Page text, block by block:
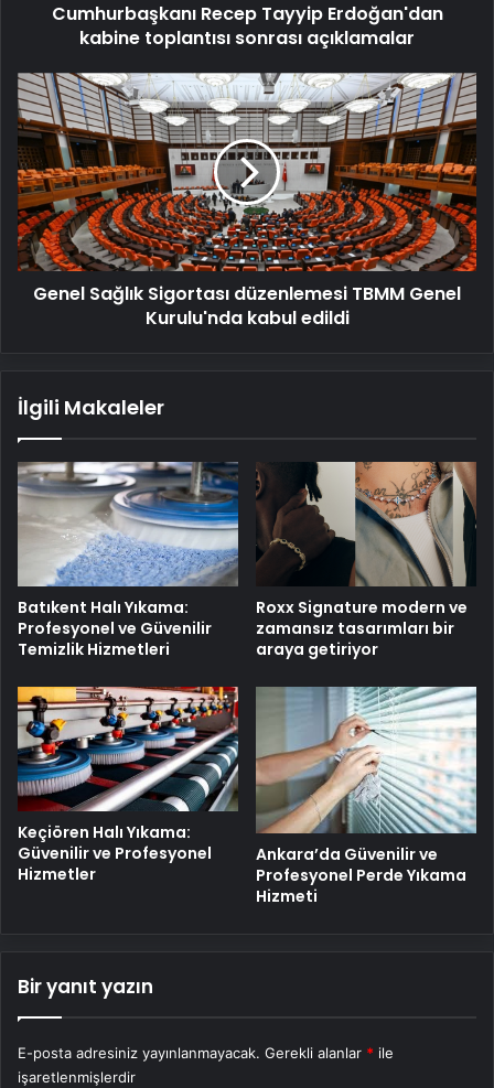
Cumhurbaşkanı Recep Tayyip Erdoğan'dan
kabine toplantısı sonrası açıklamalar
Genel
Sağlık
Sigortası
düzenlemesi
TBMM
Genel
Kurulu'nda
kabul
edildi
Genel Sağlık Sigortası düzenlemesi TBMM Genel
Kurulu'nda kabul edildi
İlgili Makaleler
Batıkent Halı Yıkama:
Profesyonel ve Güvenilir
Temizlik Hizmetleri
Roxx Signature modern ve
zamansız tasarımları bir
araya getiriyor
Keçiören Halı Yıkama:
Güvenilir ve Profesyonel
Hizmetler
Ankara’da Güvenilir ve
Profesyonel Perde Yıkama
Hizmeti
Bir yanıt yazın
E-posta adresiniz yayınlanmayacak. Gerekli alanlar * ile
işaretlenmişlerdir